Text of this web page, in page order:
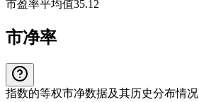
市盈率平均值35.12
市净率
指数的等权市净数据及其历史分布情况